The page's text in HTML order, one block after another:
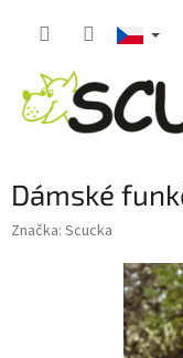
Dámské
Značka: Scucka